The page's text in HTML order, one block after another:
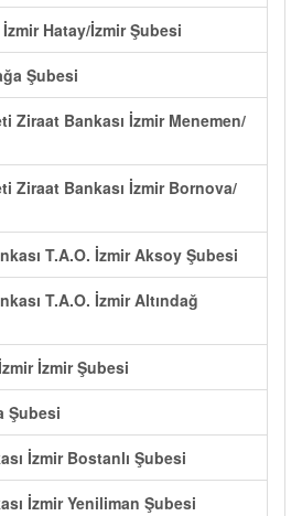
Hatay/İzmir Şubesi
Şubesi
Ziraat Bankası İzmir Menemen/
Ziraat Bankası İzmir Bornova/
T.A.O. İzmir Aksoy Şubesi
T.A.O. İzmir Altındağ
İzmir Şubesi
Şubesi
İzmir Bostanlı Şubesi
İzmir Yeniliman Şubesi